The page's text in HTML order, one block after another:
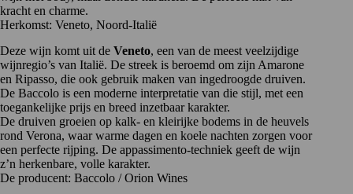
kracht en charme.
Herkomst: Veneto, Noord-Italië
Deze wijn komt uit de Veneto , een van de meest veelzijdige
wijnregio’s van Italië. De streek is beroemd om zijn Amarone
en Ripasso, die ook gebruik maken van ingedroogde druiven.
De Baccolo is een moderne interpretatie van die stijl, met een
toegankelijke prijs en breed inzetbaar karakter.
De druiven groeien op kalk- en kleirijke bodems in de heuvels
rond Verona, waar warme dagen en koele nachten zorgen voor
een perfecte rijping. De appassimento-techniek geeft de wijn
z’n herkenbare, volle karakter.
De producent: Baccolo / Orion Wines